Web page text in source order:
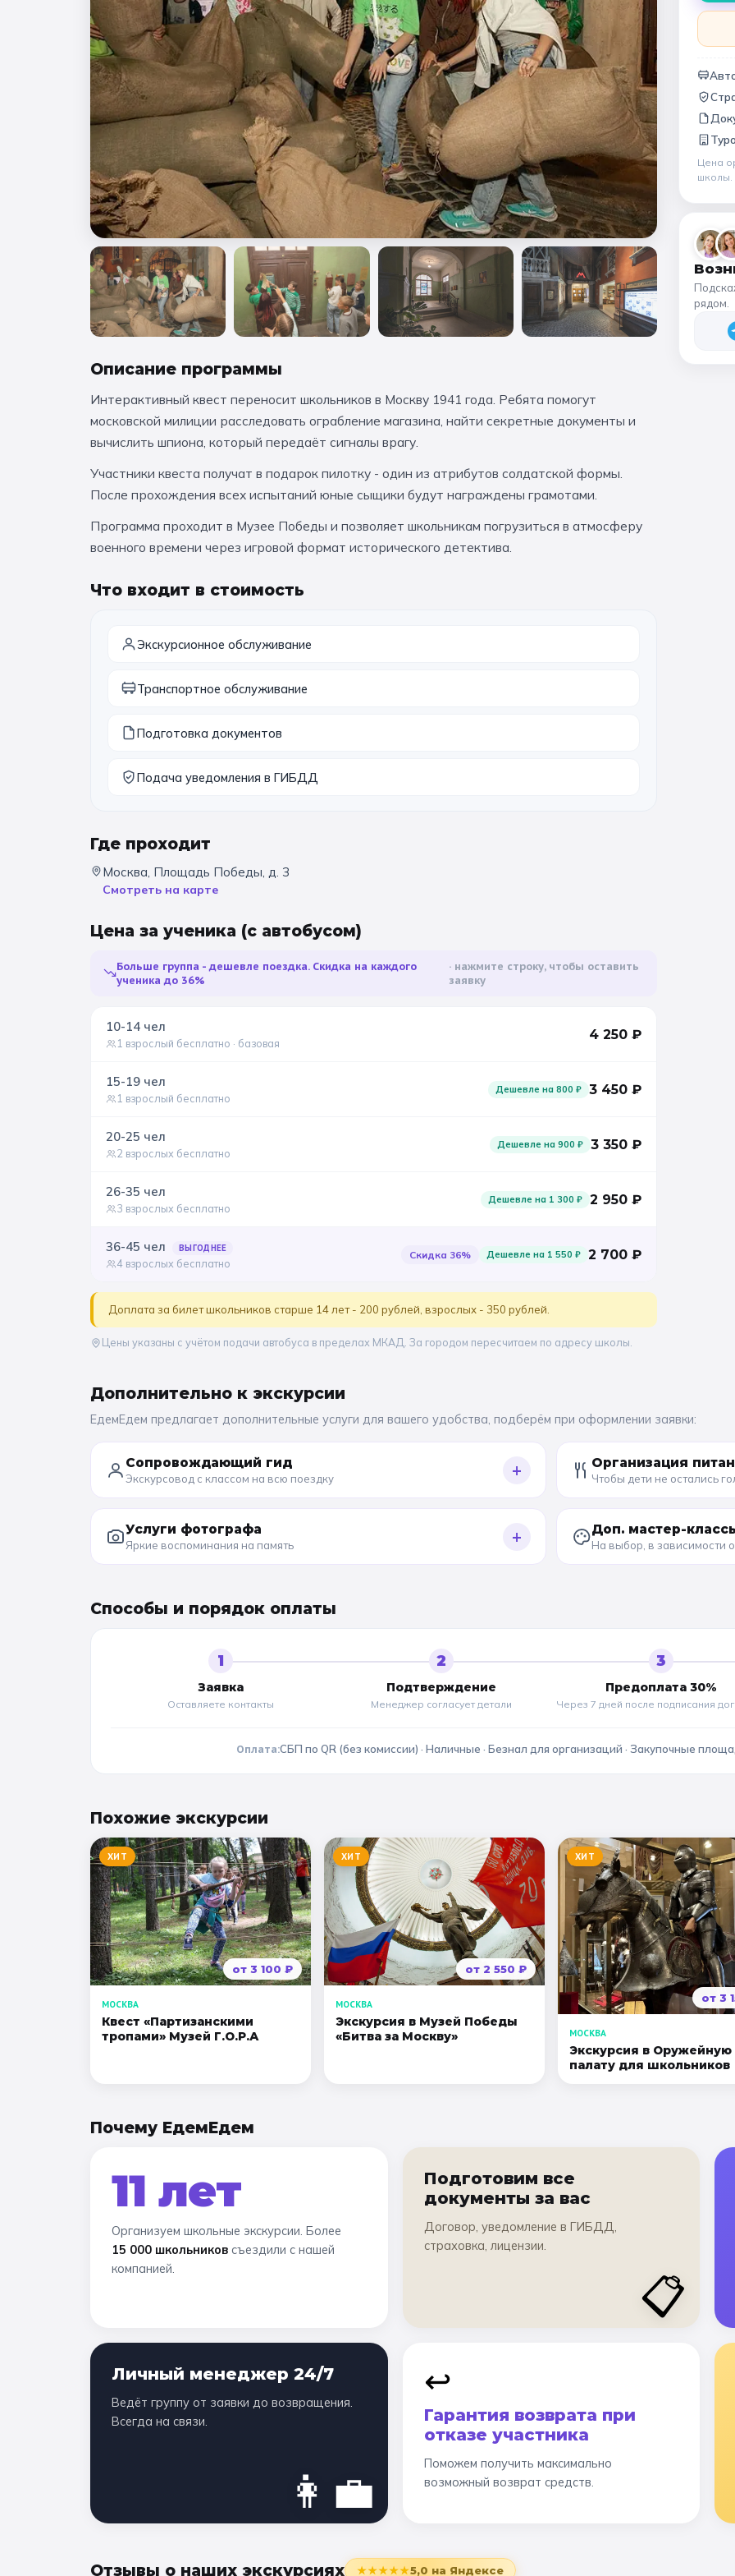
🎓 Выпускные 4 класса
Мастер-классы
📚 ПО ПРЕДМЕТАМ
Все предметы Литература История География
🏛️ МУЗЕИ
Все музеи Музей космонавтики
Ещё 6
Описание программы
Интерактивный квест переносит школьников в Москву 1941 года. Ребята помогут
московской милиции расследовать ограбление магазина, найти секретные документы и
вычислить шпиона, который передаёт сигналы врагу.
Участники квеста получат в подарок пилотку - один из атрибутов солдатской формы.
После прохождения всех испытаний юные сыщики будут награждены грамотами.
Программа проходит в Музее Победы и позволяет школьникам погрузиться в атмосферу
военного времени через игровой формат исторического детектива.
Что входит в стоимость
Экскурсионное обслуживание
Транспортное обслуживание
Подготовка документов
Подача уведомления в ГИБДД
Где проходит
Москва, Площадь Победы, д. 3
Смотреть на карте
Цена за ученика (с автобусом)
Больше группа - дешевле поездка. Скидка на каждого
ученика до 36%
нажмите строку, чтобы оставить
заявку
10-14 чел
1 взрослый бесплатно · базовая
4 250 ₽
15-19 чел
1 взрослый бесплатно
Дешевле на800 ₽ 3 450 ₽
20-25 чел
2 взрослых бесплатно
Дешевле на900 ₽ 3 350 ₽
26-35 чел
3 взрослых бесплатно
Дешевле на 1 300 ₽ 2 950 ₽
36-45 чел ВЫГОДНЕЕ
4 взрослых бесплатно
Скидка 36% Дешевле на 1 550 ₽ 2 700 ₽
Доплата за билет школьников старше 14 лет - 200 рублей, взрослых - 350 рублей.
Цены указаны с учётом подачи автобуса в пределах МКАД. За городом пересчитаем по адресу школы.
Цена
школы
рядом.
Дополнительно к экскурсии
ЕдемЕдем предлагает дополнительные услуги для вашего удобства, подберём при оформлении заявки:
Сопровождающий гид
Экскурсовод с классом на всю поездку + Организация
Чтобы дети не остались
Услуги фотографа
Яркие воспоминания на память + Доп. мастер-
На выбор, в зависимости
Способы и порядок оплаты
1
Заявка
Оставляете контакты
2
Подтверждение
Менеджер согласует детали
3
Предоплата 30%
Через 7 дней после подписания
Оплата:СБП по QR (без комиссии) · Наличные · Безнал для организаций · Закупочные
Похожие экскурсии
ХИТ
от 3 100 ₽
МОСКВА
Квест «Партизанскими
тропами» Музей Г.О.Р.А
ХИТ
от 2 550 ₽
МОСКВА
Экскурсия в Музей Победы
«Битва за Москву»
ХИТ
от 3
МОСКВА
Экскурсия в Оружейную
палату для школьников
Почему ЕдемЕдем
11 лет
Организуем школьные экскурсии. Более
15 000 школьников съездили с нашей
компанией.
Подготовим все
документы за вас
Договор, уведомление в ГИБДД,
страховка, лицензии.
📋
Личный менеджер 24/7
Ведёт группу от заявки до возвращения.
Всегда на связи.
👩‍💼
↩️
Гарантия возврата при
отказе участника
Поможем получить максимально
возможный возврат средств.
Отзывы о наших экскурсиях ★★★★★5,0 на Яндексе